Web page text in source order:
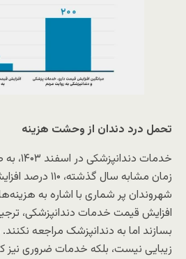
تحمل درد دندان از وحشت هزینه
خدمات
زمان مشابه سال
شهروندان پر شماری با اشاره به
افزایش قیمت خدمات دندانپزشکی،
بسازند اما به دندانپزشک مراجعه
زیبایی نیست، بلکه خدمات ضروری نیز